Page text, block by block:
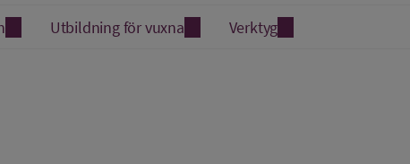
Utbildning för vuxna Verktyg